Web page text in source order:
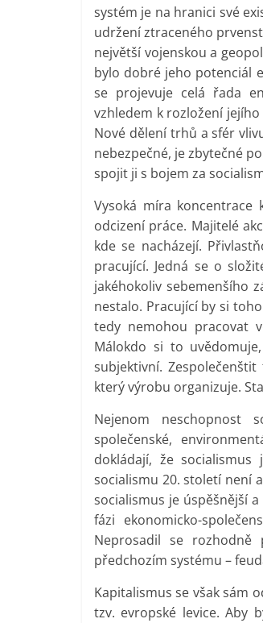
systém je na hranici své
udržení ztraceného
největší vojenskou a
bylo dobré jeho potenciál
se projevuje celá řada
vzhledem k rozložení
Nové dělení trhů a sfér
nebezpečné, je zbytečné
spojit ji s bojem za
Vysoká míra
odcizení práce. Majitelé
kde se nacházejí.
pracující. Jedná se o
jakéhokoliv sebemenšího
nestalo. Pracující by si
tedy nemohou pracovat
Málokdo si to
subjektivní.
který výrobu organizuje.
Nejenom neschopnost
společenské,
dokládají, že
socialismu 20. století není
socialismus je úspěšnější
fázi ekonomicko-
Neprosadil se
předchozím systému –
Kapitalismus se však sám
tzv. evropské levice. Aby